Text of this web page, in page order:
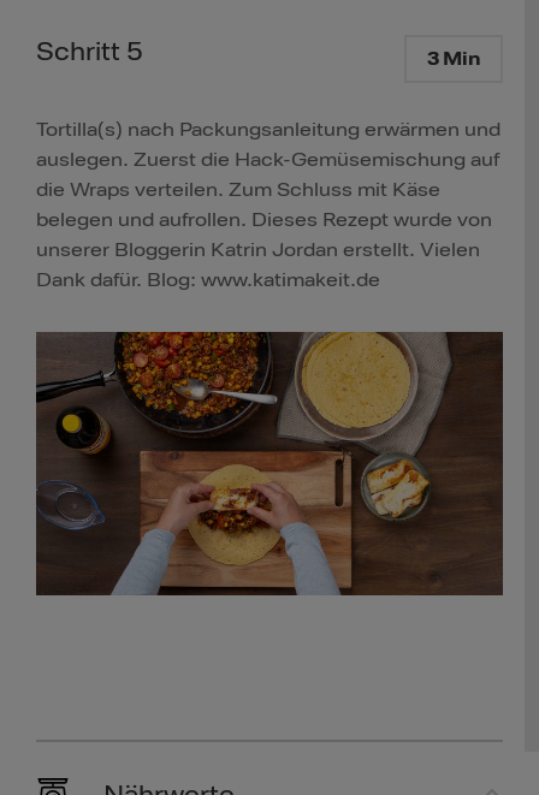
Schritt 5 3 Min
Tortilla(s) nach Packungsanleitung erwärmen und
auslegen. Zuerst die Hack-Gemüsemischung auf
die Wraps verteilen. Zum Schluss mit Käse
belegen und aufrollen. Dieses Rezept wurde von
unserer Bloggerin Katrin Jordan erstellt. Vielen
Dank dafür. Blog: www.katimakeit.de